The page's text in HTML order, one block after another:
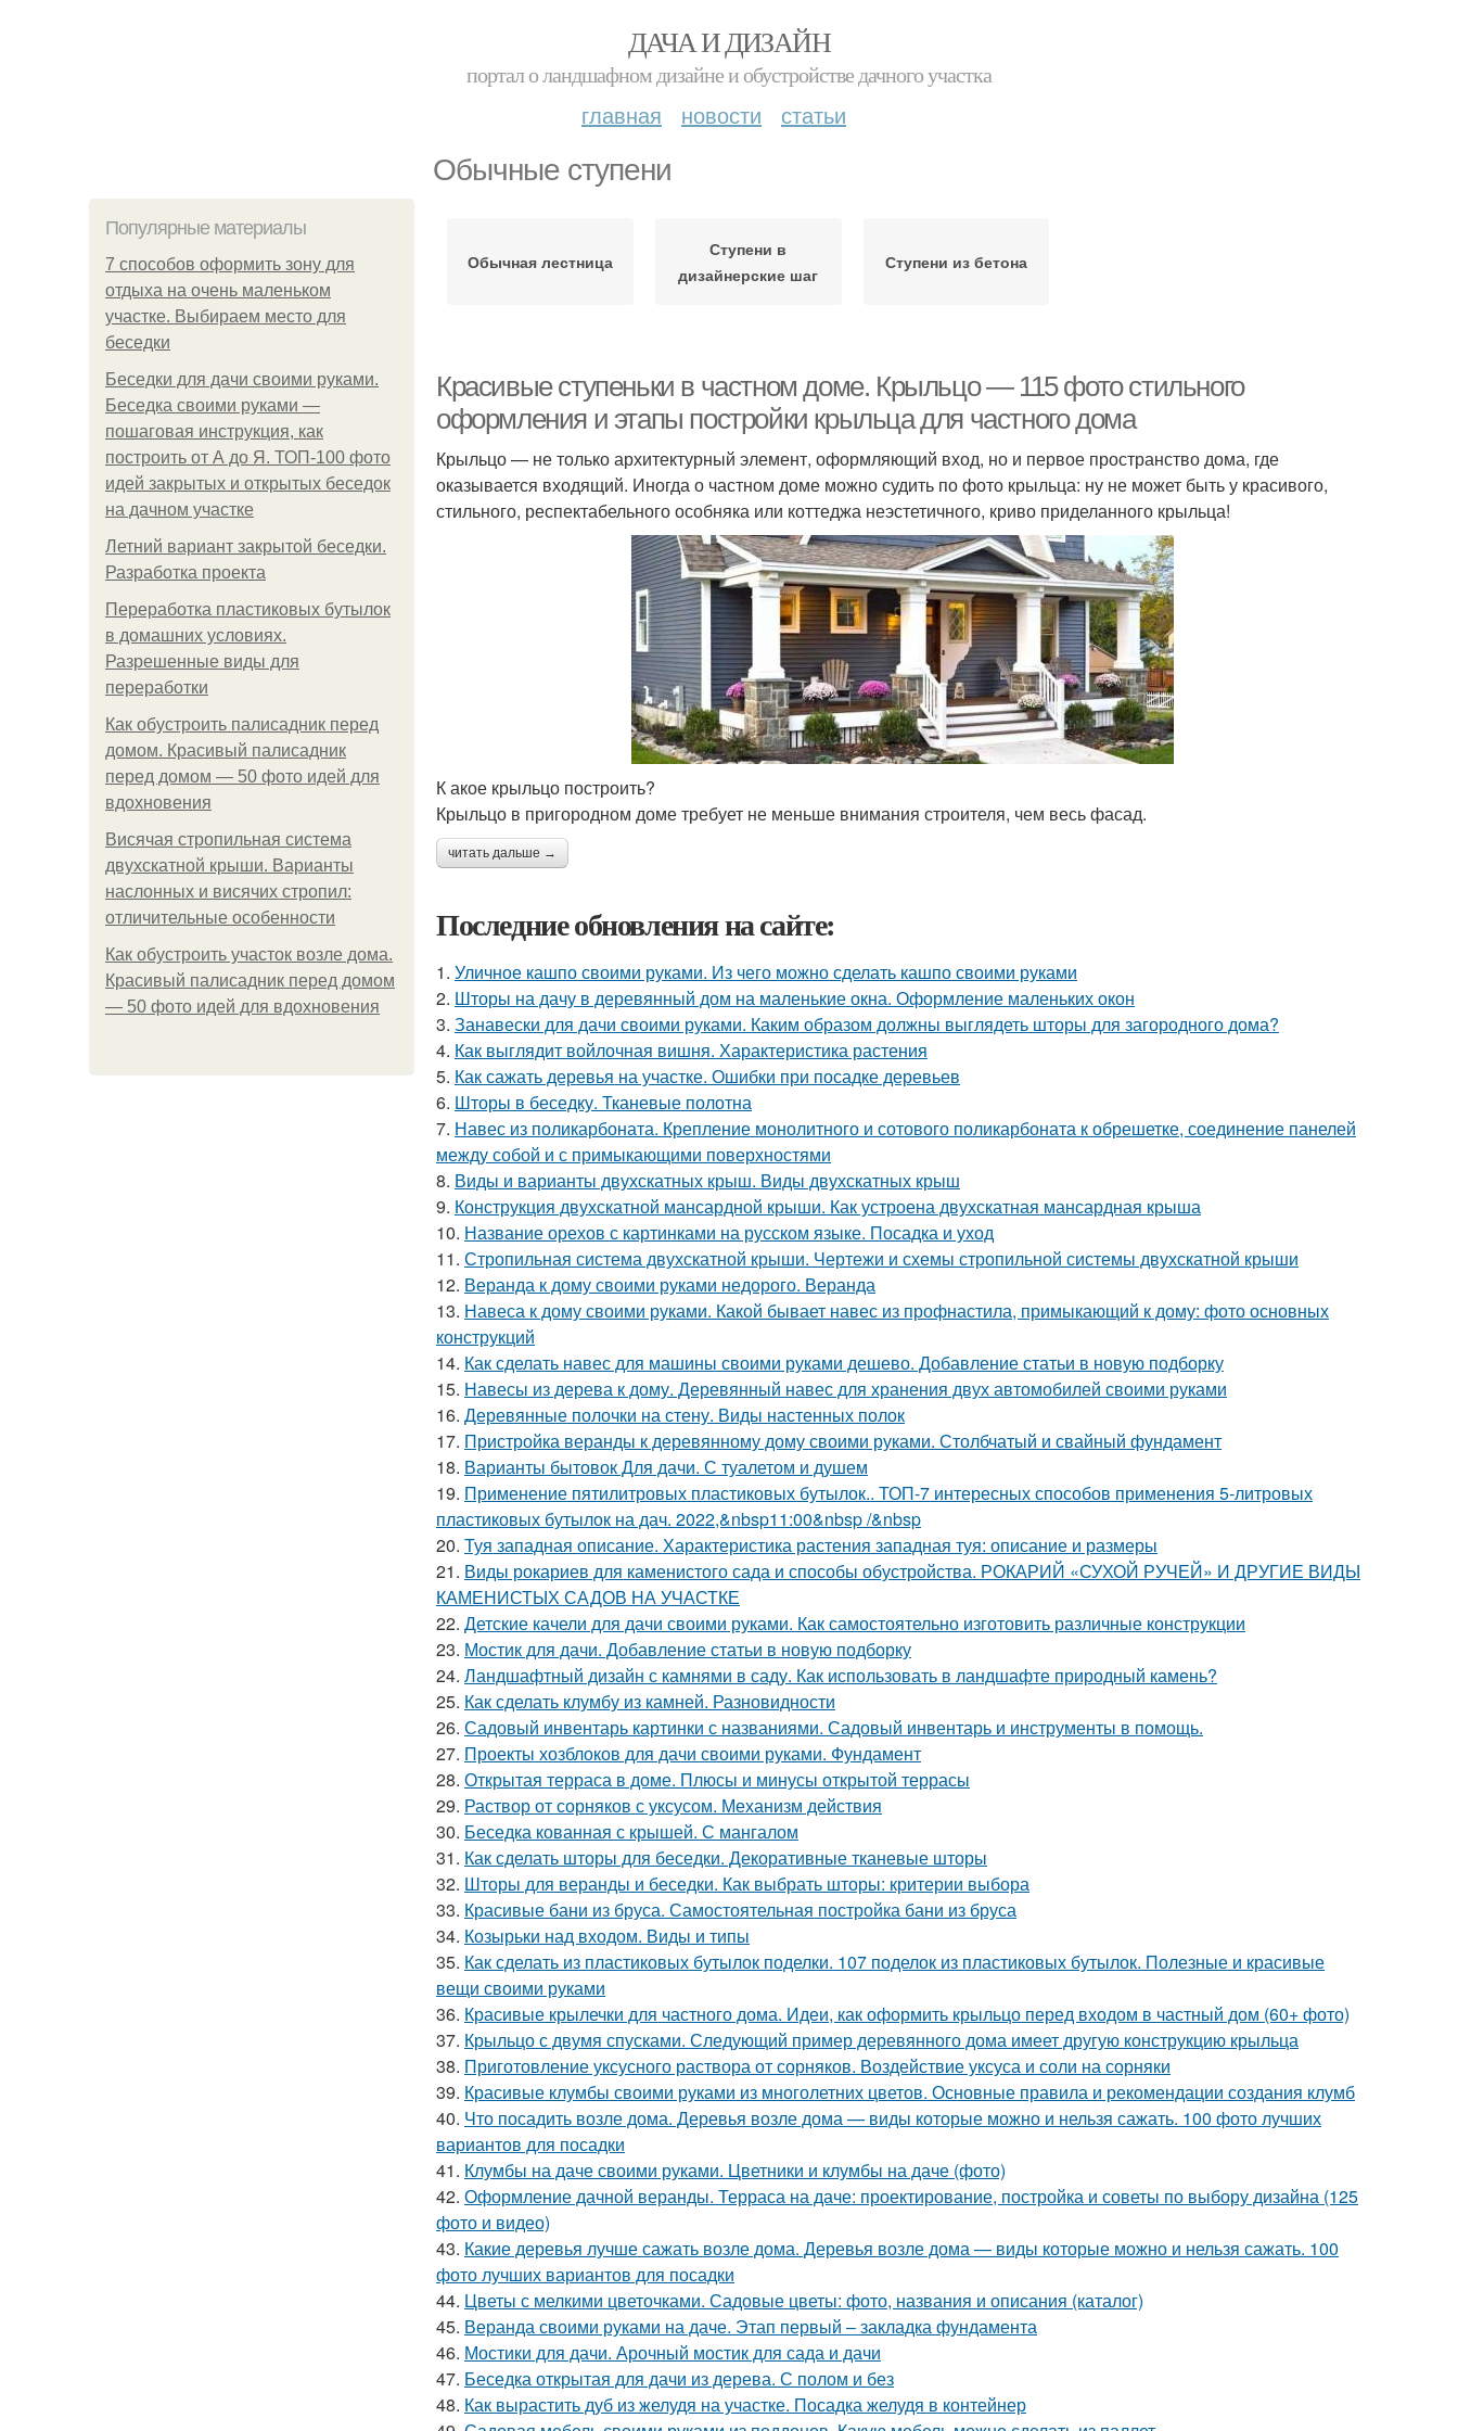
ДАЧА И ДИЗАЙН
портал о ландшафном дизайне и обустройстве дачного участка
главная новости статьи
Обычные ступени
Популярные материалы
7 способов оформить зону для
отдыха на очень маленьком
участке. Выбираем место для
беседки
Беседки для дачи своими руками.
Беседка своими руками —
пошаговая инструкция, как
построить от А до Я. ТОП-100 фото
идей закрытых и открытых беседок
на дачном участке
Летний вариант закрытой беседки.
Разработка проекта
Переработка пластиковых бутылок
в домашних условиях.
Разрешенные виды для
переработки
Как обустроить палисадник перед
домом. Красивый палисадник
перед домом — 50 фото идей для
вдохновения
Висячая стропильная система
двухскатной крыши. Варианты
наслонных и висячих стропил:
отличительные особенности
Как обустроить участок возле дома.
Красивый палисадник перед домом
— 50 фото идей для вдохновения
Обычная лестница
Ступени в
дизайнерские шаг
Ступени из бетона
Красивые ступеньки в частном доме. Крыльцо — 115 фото стильного
оформления и этапы постройки крыльца для частного дома
Крыльцо — не только архитектурный элемент, оформляющий вход, но и первое пространство дома, где
оказывается входящий. Иногда о частном доме можно судить по фото крыльца: ну не может быть у красивого,
стильного, респектабельного особняка или коттеджа неэстетичного, криво приделанного крыльца!
К акое крыльцо построить?
Крыльцо в пригородном доме требует не меньше внимания строителя, чем весь фасад.
читать дальше →
Последние обновления на сайте:
1. Уличное кашпо своими руками. Из чего можно сделать кашпо своими руками
2. Шторы на дачу в деревянный дом на маленькие окна. Оформление маленьких окон
3. Занавески для дачи своими руками. Каким образом должны выглядеть шторы для загородного дома?
4. Как выглядит войлочная вишня. Характеристика растения
5. Как сажать деревья на участке. Ошибки при посадке деревьев
6. Шторы в беседку. Тканевые полотна
7. Навес из поликарбоната. Крепление монолитного и сотового поликарбоната к обрешетке, соединение панелей
между собой и с примыкающими поверхностями
8. Виды и варианты двухскатных крыш. Виды двухскатных крыш
9. Конструкция двухскатной мансардной крыши. Как устроена двухскатная мансардная крыша
10. Название орехов с картинками на русском языке. Посадка и уход
11. Стропильная система двухскатной крыши. Чертежи и схемы стропильной системы двухскатной крыши
12. Веранда к дому своими руками недорого. Веранда
13. Навеса к дому своими руками. Какой бывает навес из профнастила, примыкающий к дому: фото основных
конструкций
14. Как сделать навес для машины своими руками дешево. Добавление статьи в новую подборку
15. Навесы из дерева к дому. Деревянный навес для хранения двух автомобилей своими руками
16. Деревянные полочки на стену. Виды настенных полок
17. Пристройка веранды к деревянному дому своими руками. Столбчатый и свайный фундамент
18. Варианты бытовок Для дачи. С туалетом и душем
19. Применение пятилитровых пластиковых бутылок.. ТОП-7 интересных способов применения 5-литровых
пластиковых бутылок на дач. 2022,&nbsp11:00&nbsp /&nbsp
20. Туя западная описание. Характеристика растения западная туя: описание и размеры
21. Виды рокариев для каменистого сада и способы обустройства. РОКАРИЙ «СУХОЙ РУЧЕЙ» И ДРУГИЕ ВИДЫ
КАМЕНИСТЫХ САДОВ НА УЧАСТКЕ
22. Детские качели для дачи своими руками. Как самостоятельно изготовить различные конструкции
23. Мостик для дачи. Добавление статьи в новую подборку
24. Ландшафтный дизайн с камнями в саду. Как использовать в ландшафте природный камень?
25. Как сделать клумбу из камней. Разновидности
26. Садовый инвентарь картинки с названиями. Садовый инвентарь и инструменты в помощь.
27. Проекты хозблоков для дачи своими руками. Фундамент
28. Открытая терраса в доме. Плюсы и минусы открытой террасы
29. Раствор от сорняков с уксусом. Механизм действия
30. Беседка кованная с крышей. С мангалом
31. Как сделать шторы для беседки. Декоративные тканевые шторы
32. Шторы для веранды и беседки. Как выбрать шторы: критерии выбора
33. Красивые бани из бруса. Самостоятельная постройка бани из бруса
34. Козырьки над входом. Виды и типы
35. Как сделать из пластиковых бутылок поделки. 107 поделок из пластиковых бутылок. Полезные и красивые
вещи своими руками
36. Красивые крылечки для частного дома. Идеи, как оформить крыльцо перед входом в частный дом (60+ фото)
37. Крыльцо с двумя спусками. Следующий пример деревянного дома имеет другую конструкцию крыльца
38. Приготовление уксусного раствора от сорняков. Воздействие уксуса и соли на сорняки
39. Красивые клумбы своими руками из многолетних цветов. Основные правила и рекомендации создания клумб
40. Что посадить возле дома. Деревья возле дома — виды которые можно и нельзя сажать. 100 фото лучших
вариантов для посадки
41. Клумбы на даче своими руками. Цветники и клумбы на даче (фото)
42. Оформление дачной веранды. Терраса на даче: проектирование, постройка и советы по выбору дизайна (125
фото и видео)
43. Какие деревья лучше сажать возле дома. Деревья возле дома — виды которые можно и нельзя сажать. 100
фото лучших вариантов для посадки
44. Цветы с мелкими цветочками. Садовые цветы: фото, названия и описания (каталог)
45. Веранда своими руками на даче. Этап первый – закладка фундамента
46. Мостики для дачи. Арочный мостик для сада и дачи
47. Беседка открытая для дачи из дерева. С полом и без
48. Как вырастить дуб из желудя на участке. Посадка желудя в контейнер